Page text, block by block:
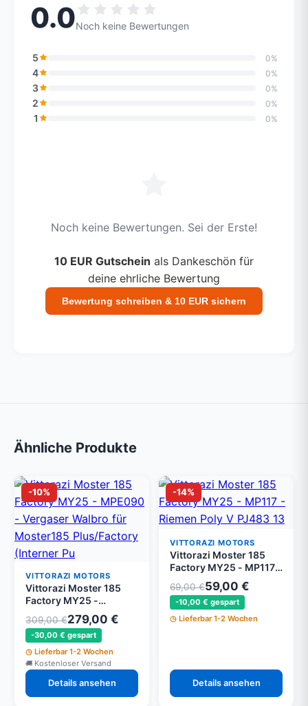
0.0Noch keine Bewertungen
5 0%
4 0%
3 0%
2 0%
1 0%
Noch keine Bewertungen. Sei der Erste!
10 EUR Gutschein als Dankeschön für
deine ehrliche Bewertung
Bewertung schreiben & 10 EUR sichern
Ähnliche Produkte
-10%
VITTORAZI MOTORS
Vittorazi Moster 185
Factory MY25 -
MPE090 - Vergaser
Walbro für Moster185
Plus/Factory (Interner
Pulsschaltkreis)
309,00 €279,00 €
-30,00 € gespart
Lieferbar 1-2 Wochen
Kostenloser Versand
Details ansehen
-14%
VITTORAZI MOTORS
Vittorazi Moster 185
Factory MY25 - MP117 -
Riemen Poly V PJ483 13
Rillen
69,00 €59,00 €
-10,00 € gespart
Lieferbar 1-2 Wochen
Details ansehen